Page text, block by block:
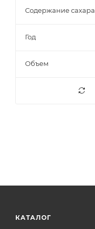
9,5-13%
10%
11,2%
Содержание сахара
Год
Объем
КАТАЛОГ